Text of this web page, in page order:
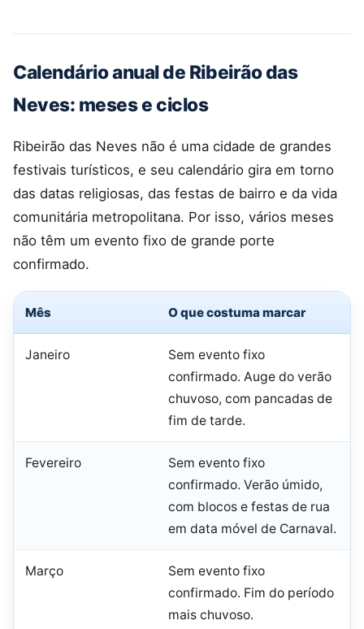
Calendário anual de Ribeirão das
Neves: meses e ciclos
Ribeirão das Neves não é uma cidade de grandes
festivais turísticos, e seu calendário gira em torno
das datas religiosas, das festas de bairro e da vida
comunitária metropolitana. Por isso, vários meses
não têm um evento fixo de grande porte
confirmado.
Mês O que costuma marcar
Janeiro
Sem evento fixo
confirmado. Auge do verão
chuvoso, com pancadas de
fim de tarde.
Fevereiro
Sem evento fixo
confirmado. Verão úmido,
com blocos e festas de rua
em data móvel de Carnaval.
Março
Sem evento fixo
confirmado. Fim do período
mais chuvoso.